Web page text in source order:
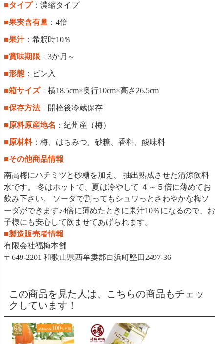
■タイプ：濃縮タイプ
■果実含有量 ：4倍
■果汁：希釈時10％
■賞味期限 ：3か月～
■形態 ：ビン入
■箱サイズ：横18.5cm×奥行10cm×高さ26.5cm
■保存方法：開栓後冷蔵保存
■原料原産地名 ：紀州産（梅）
■原材料：梅、はちみつ、砂糖、香料、酸味料
■その他商品情報
南高梅にハチミツと砂糖を加え、 抽出熟成させた清涼飲料
水です。 冬はホットで、夏は冷やして ４～５倍に薄めてお
飲み下さい。 ソーダで割ってもシュワっとさわやかな梅ソ
ーダができます♪4倍に薄めたときに果汁10％になるので、お
子様にも安心して飲ませてあげられます。
■製造販売者情報
有限会社福梅本舗
〒649-2201 和歌山県西牟婁郡白浜町堅田2497-36
この商品を見た人は、こちらの商品もチェッ
クしています！